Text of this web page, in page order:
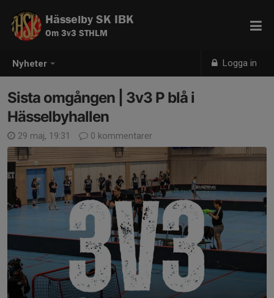
Nyheter Logga in
Hässelby SK IBK
Om 3v3 STHLM
Sista omgången | 3v3 P blå i
Hässelbyhallen
29 maj, 19:31 0 kommentarer